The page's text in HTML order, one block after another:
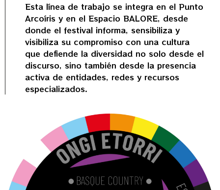
Esta línea de trabajo se integra en el Punto
Arcoíris y en el Espacio BALORE, desde
donde el festival informa, sensibiliza y
visibiliza su compromiso con una cultura
que defiende la diversidad no solo desde el
discurso, sino también desde la presencia
activa de entidades, redes y recursos
especializados.